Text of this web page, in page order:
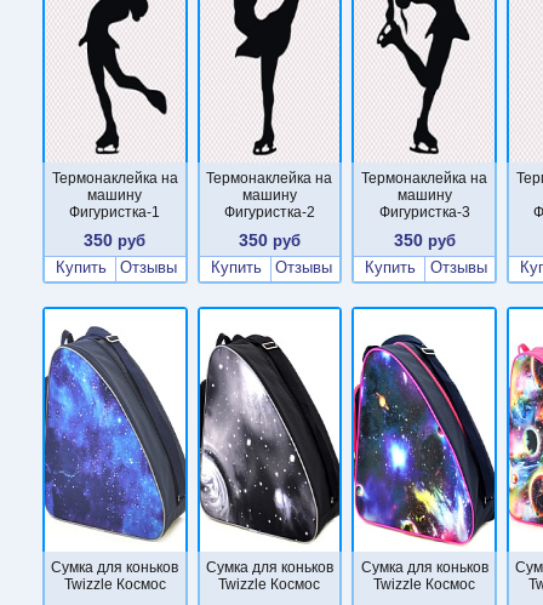
Термонаклейка на
машину
Фигуристка-1
350 руб
Купить
Отзывы
Термонаклейка на
машину
Фигуристка-2
350 руб
Купить
Отзывы
Термонаклейка на
машину
Фигуристка-3
350руб
Купить
Отзывы
Сумка для коньков
Twizzle Космос
Сумка для коньков
Twizzle Космос
Сумка для коньков
Twizzle Космос